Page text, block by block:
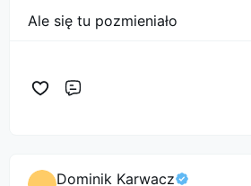
Ale się tu pozmieniało
Dominik Karwacz